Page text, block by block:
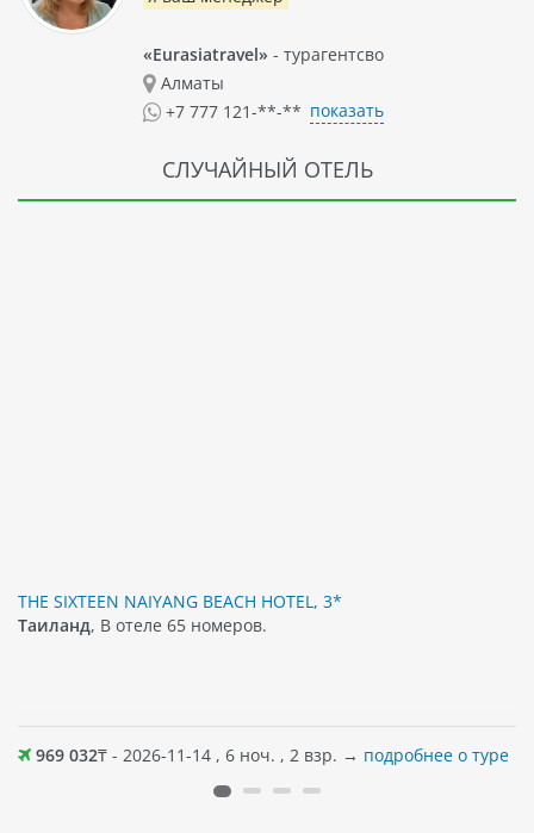
«Eurasiatravel» - турагентсво
Алматы
+7 777 121-**-** показать
СЛУЧАЙНЫЙ ОТЕЛЬ
THE SIXTEEN NAIYANG BEACH HOTEL, 3*
Таиланд, В отеле 65 номеров.
969 032₸ - 2026-11-14 , 6 ноч. , 2 взр. → подробнее о туре